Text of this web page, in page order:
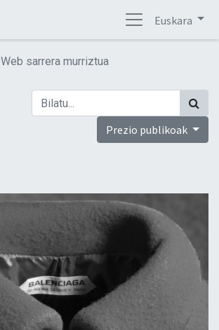
Euskara
Web sarrera murriztua
Prezio publikoak